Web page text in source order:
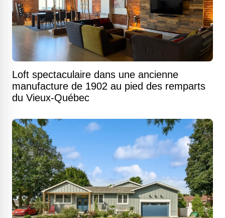
Loft spectaculaire dans une ancienne
manufacture de 1902 au pied des remparts
du Vieux-Québec